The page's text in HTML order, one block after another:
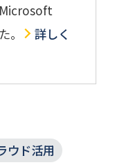
。
詳しく
ウド活用